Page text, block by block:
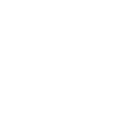
za pár minút: Hrdinom
Polťák
Ferran Torres sa
mu brániť nebude
Liverpool získal z